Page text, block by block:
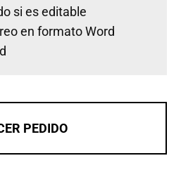
si es editable
en formato Word
PEDIDO